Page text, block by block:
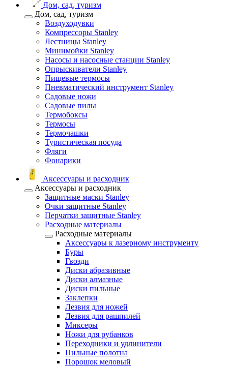
Дом, сад, туризм
Дом, сад, туризм
Воздуходувки
Компрессоры Stanley
Лестницы Stanley
Минимойки Stanley
Насосы и насосные станции Stanley
Опрыскиватели Stanley
Пищевые термосы
Пневматический инструмент Stanley
Садовые ножи
Садовые пилы
Термобоксы
Термосы
Термочашки
Туристическая посуда
Фляги
Фонарики
Аксессуары и расходник
Аксессуары и расходник
Защитные маски Stanley
Очки защитные Stanley
Перчатки защитные Stanley
Расходные материалы
Расходные материалы
Аксессуары к лазерному инструменту
Буры
Гвозди
Диски абразивные
Диски алмазные
Диски пильные
Заклепки
Лезвия для ножей
Лезвия для рашпилей
Миксеры
Ножи для рубанков
Переходники и удлинители
Пильные полотна
Порошок меловый